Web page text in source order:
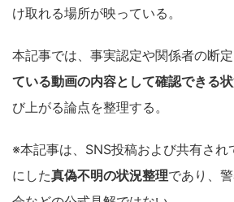
け取れる場所が映っている。
本記事では、事実認定や関係者の断定
ている動画の内容として確認できる
び上がる論点を整理する。
※本記事は、SNS投稿および共有され
にした真偽不明の状況整理であり、